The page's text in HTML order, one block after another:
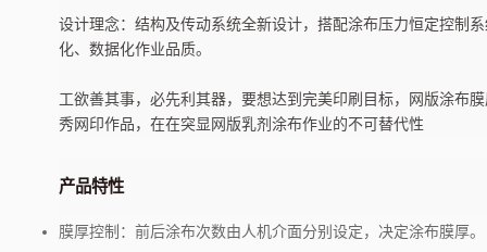
设计理念：结构及传动系统全新设计，搭配涂布压力恒定控制
化、数据化作业品质。
工欲善其事，必先利其器，要想达到完美印刷目标，网版涂布
秀网印作品，在在突显网版乳剂涂布作业的不可替代性
产品特性
膜厚控制：前后涂布次数由人机介面分别设定，决定涂布膜厚。